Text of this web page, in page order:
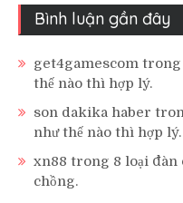
Bình luận gần đây
get4gamescom trong
thế nào thì hợp lý.
son dakika haber
như thế nào thì hợp lý.
xn88 trong 8 loại
chồng.